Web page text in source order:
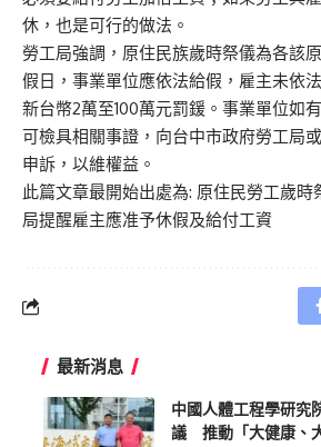
休，也是可行的做法。
勞工局強調，原住民族歲時祭儀為各該
假日，事業單位應依法給假，雇主未依
新台幣2萬至100萬元罰鍰。事業單位如
可檢具相關事證，向台中市政府勞工局
申訴，以維權益。
此篇文章最開始出處為: 原住民勞工歲
局提醒雇主應准予休假及給付工資
最新消息
中國人體工程學研究
議 推動「大健康、